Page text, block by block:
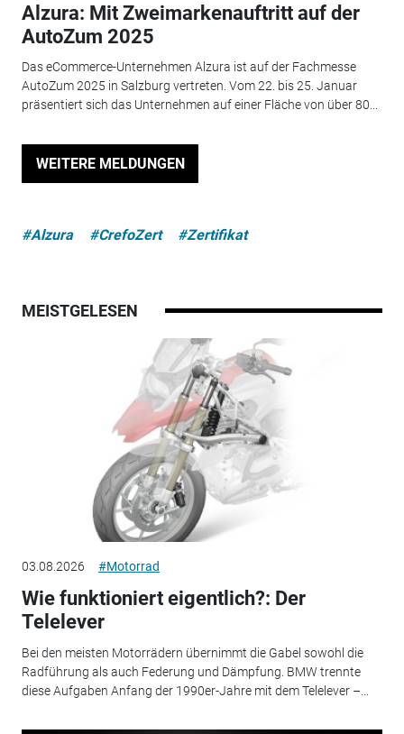
Alzura: Mit Zweimarkenauftritt auf der
AutoZum 2025
Das eCommerce-Unternehmen Alzura ist auf der Fachmesse
AutoZum 2025 in Salzburg vertreten. Vom 22. bis 25. Januar
präsentiert sich das Unternehmen auf einer Fläche von über 80...
WEITERE MELDUNGEN
#Alzura #CrefoZert #Zertifikat
MEISTGELESEN
03.08.2026 #Motorrad
Wie funktioniert eigentlich?: Der
Telelever
Bei den meisten Motorrädern übernimmt die Gabel sowohl die
Radführung als auch Federung und Dämpfung. BMW trennte
diese Aufgaben Anfang der 1990er-Jahre mit dem Telelever –...